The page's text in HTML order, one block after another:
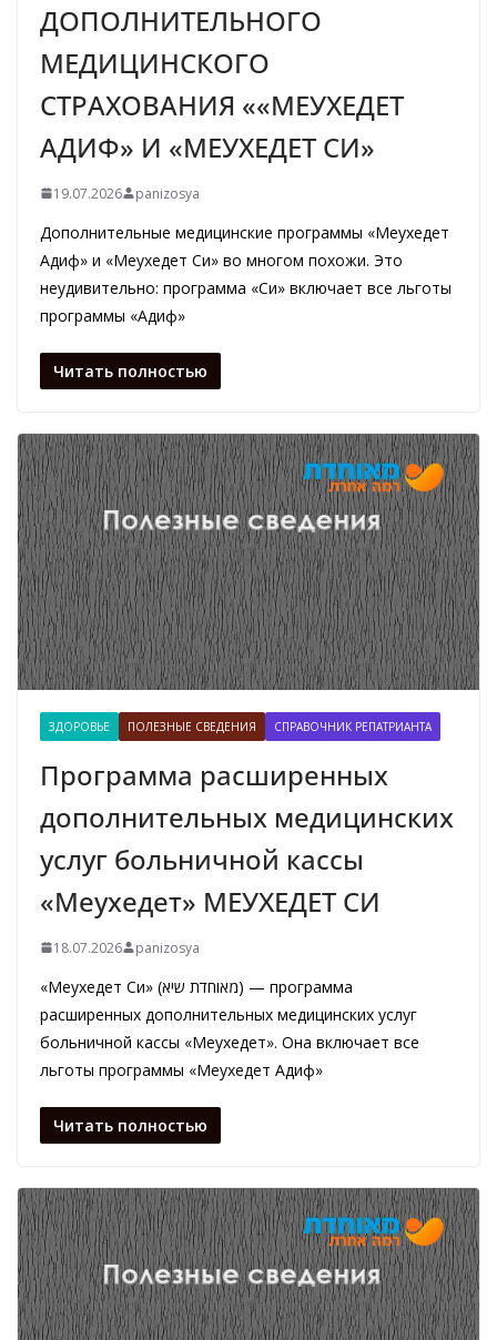
ДОПОЛНИТЕЛЬНОГО
МЕДИЦИНСКОГО
СТРАХОВАНИЯ ««МЕУХЕДЕТ
АДИФ» И «МЕУХЕДЕТ СИ»
19.07.2026 panizosya
Дополнительные медицинские программы «Меухедет
Адиф» и «Меухедет Си» во многом похожи. Это
неудивительно: программа «Си» включает все льготы
программы «Адиф»
Читать полностью
ЗДОРОВЬЕ ПОЛЕЗНЫЕ СВЕДЕНИЯ СПРАВОЧНИК РЕПАТРИАНТА
Программа расширенных
дополнительных медицинских
услуг больничной кассы
«Меухедет» МЕУХЕДЕТ СИ
18.07.2026 panizosya
«Меухедет Си» (מאוחדת שיא) — программа
расширенных дополнительных медицинских услуг
больничной кассы «Меухедет». Она включает все
льготы программы «Меухедет Адиф»
Читать полностью